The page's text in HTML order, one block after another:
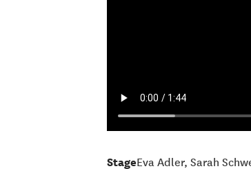
StageEva Adler, Sarah